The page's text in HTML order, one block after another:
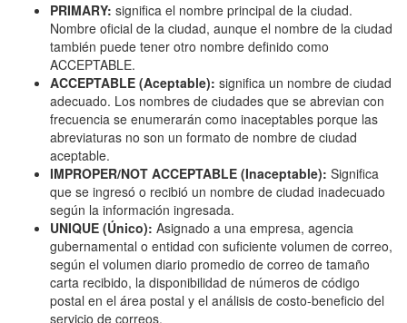
PRIMARY: significa el nombre principal de la ciudad.
Nombre oficial de la ciudad, aunque el nombre de la ciudad
también puede tener otro nombre definido como
ACCEPTABLE.
ACCEPTABLE (Aceptable): significa un nombre de ciudad
adecuado. Los nombres de ciudades que se abrevian con
frecuencia se enumerarán como inaceptables porque las
abreviaturas no son un formato de nombre de ciudad
aceptable.
IMPROPER/NOT ACCEPTABLE (Inaceptable): Significa
que se ingresó o recibió un nombre de ciudad inadecuado
según la información ingresada.
UNIQUE (Único): Asignado a una empresa, agencia
gubernamental o entidad con suficiente volumen de correo,
según el volumen diario promedio de correo de tamaño
carta recibido, la disponibilidad de números de código
postal en el área postal y el análisis de costo-beneficio del
servicio de correos.